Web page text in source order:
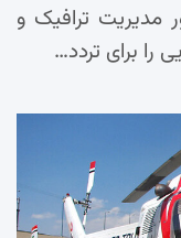
مدیریت ترافیک و
را برای تردد…